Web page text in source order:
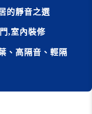
的靜音之選
,室內裝修
、高隔音、輕隔